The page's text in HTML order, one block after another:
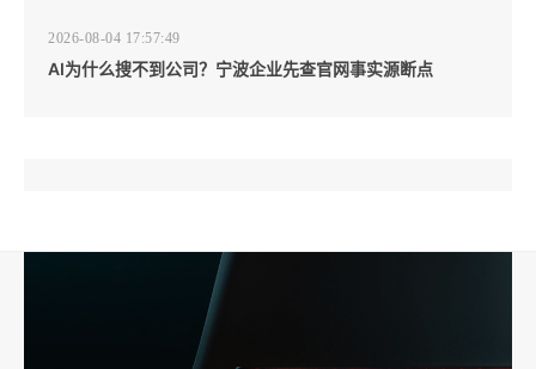
2026-08-04 17:57:49
AI为什么搜不到公司？宁波企业先查官网事实源断点